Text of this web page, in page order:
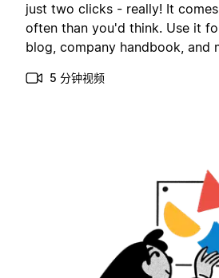
just two clicks - really! It
often than you'd think. Use it
blog, company handbook, and
5 分钟视频